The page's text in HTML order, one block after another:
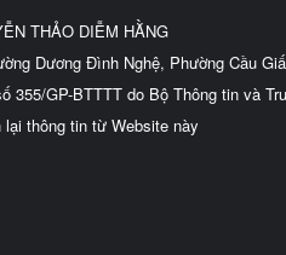
THẢO DIỄM HẰNG
Dương Đình Nghệ, Phường Cầu
355/GP-BTTTT do Bộ Thông tin và
thông tin từ Website này